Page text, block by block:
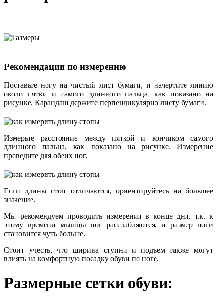
Рекомендации по измерению
Поставьте ногу на чистый лист бумаги, и начертите линию
около пятки и самого длинного пальца, как показано на
рисунке. Карандаш держите перпендикулярно листу бумаги.
Измерьте расстояние между пяткой и кончиком самого
длинного пальца, как показано на рисунке. Измерение
проведите для обеих ног.
Если длины стоп отличаются, ориентируйтесь на большее
значение.
Мы рекомендуем проводить измерения в конце дня, т.к. к
этому времени мышцы ног расслабляются, и размер ноги
становится чуть больше.
Стоит учесть, что ширина ступни и подъем также могут
влиять на комфортную посадку обуви по ноге.
Размерные сетки обуви: